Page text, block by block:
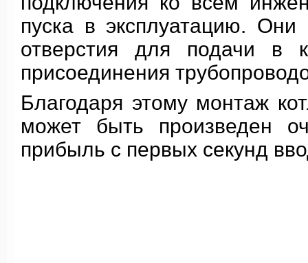
пуска в эксплуатацию.
отверстия для подачи в
присоединения
Благодаря этому монтаж
может быть произведен
прибыль с первых секунд